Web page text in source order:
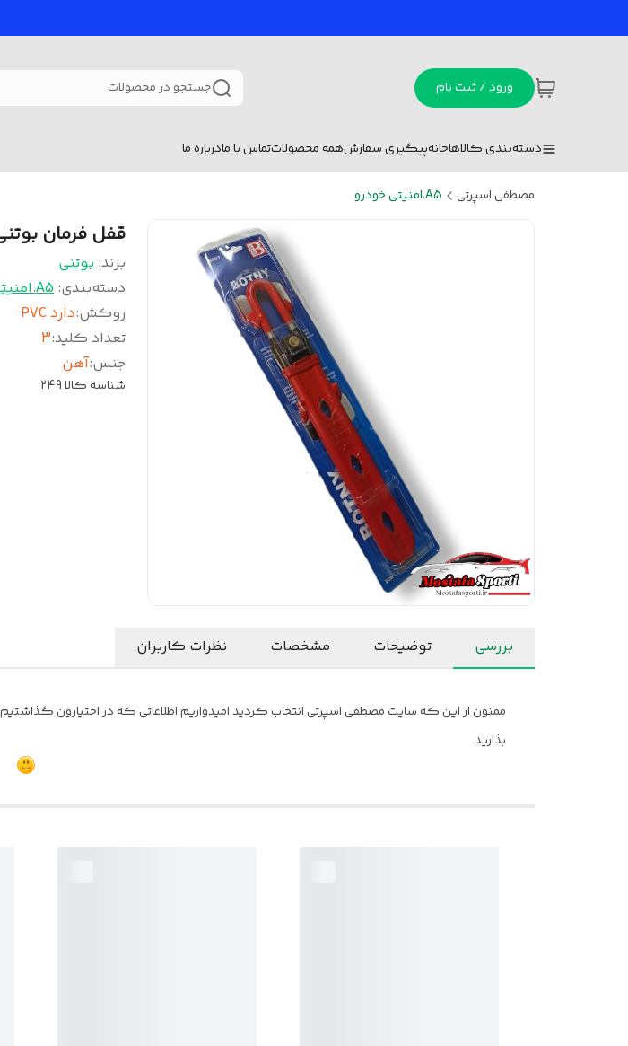
ورود / ثبت نام جستجو در محصولات
دسته‌بندی کالاهاخانهپیگیری سفارشهمه محصولاتتماس با مادرباره ما
مصطفی اسپرتی A5.امنیتی خودرو
قفل فرمان
برند:بوتنی
دسته‌بندی:A5.امنیتی خودرو
روکش:دارد PVC
تعداد کلید:
3
جنس:آهن
شناسه کالا249
بررسی توضیحات مشخصات نظرات کاربران
ممنون از این که سایت مصطفی اسپرتی انتخاب کردید امیدواریم اطلاعاتی که در اختیارون
بذارید